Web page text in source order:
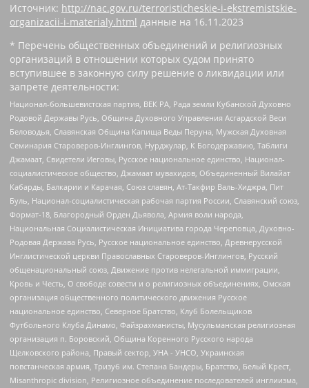
Источник: http://nac.gov.ru/terroristicheskie-i-ekstremistskie-
organizacii-i-materialy.html данные на 16.11.2023
* Перечень общественных объединений и религиозных
организаций в отношении которых судом принято
вступившее в законную силу решение о ликвидации или
запрете деятельности:
Национал-большевистская партия, ВЕК РА, Рада земли Кубанской Духовно
Родовой Державы Русь, Община Духовного Управления Асгардской Веси
Беловодья, Славянская Община Капища Веды Перуна, Мужская Духовная
Семинария Староверов-Инглингов, Нурджулар, К Богодержавию, Таблиги
Джамаат, Свидетели Иеговы, Русское национальное единство, Национал-
социалистическое общество, Джамаат мувахидов, Объединенный Вилайат
Кабарды, Балкарии и Карачая, Союз славян, Ат-Такфир Валь-Хиджра, Пит
Буль, Национал-социалистическая рабочая партия России, Славянский союз,
Формат-18, Благородный Орден Дьявола, Армия воли народа,
Национальная Социалистическая Инициатива города Череповца, Духовно-
Родовая Держава Русь, Русское национальное единство, Древнерусской
Инглистической церкви Православных Староверов-Инглингов, Русский
общенациональный союз, Движение против нелегальной иммиграции,
Кровь и Честь, О свободе совести и о религиозных объединениях, Омская
организация общественного политического движения Русское
национальное единство, Северное Братство, Клуб Болельщиков
Футбольного Клуба Динамо, Файзрахманисты, Мусульманская религиозная
организация п. Боровский, Община Коренного Русского народа
Щелковского района, Правый сектор, УНА - УНСО, Украинская
повстанческая армия, Тризуб им. Степана Бандеры, Братство, Белый Крест,
Misanthropic division, Религиозное объединение последователей инглиизма,